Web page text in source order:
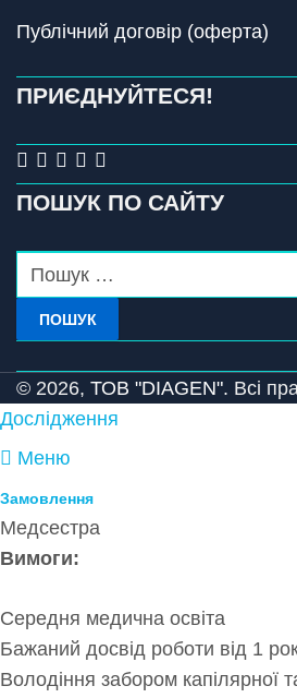
Публічний договір (оферта)
ПРИЄДНУЙТЕСЯ!
ПОШУК ПО САЙТУ
ПОШУК
© 2026, ТОВ "DIAGEN". Всі
Дослідження
Меню
Замовлення
Медсестра
Вимоги:
Середня медична освіта
Бажаний досвід роботи від 1
Володіння забором капілярної